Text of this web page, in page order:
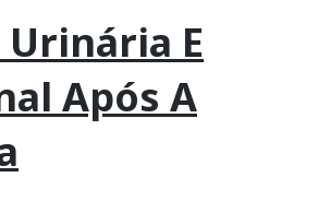
Urinária E
Após A